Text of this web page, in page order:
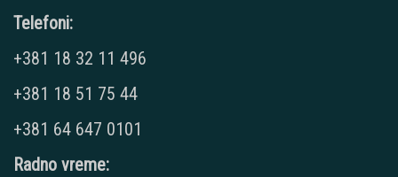
Telefoni:
+381 18 32 11 496
+381 18 51 75 44
+381 64 647 0101
Radno vreme: